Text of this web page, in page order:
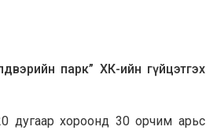
парк” ХК-ийн гүйцэтгэх
дугаар хороонд 30 орчим арьс